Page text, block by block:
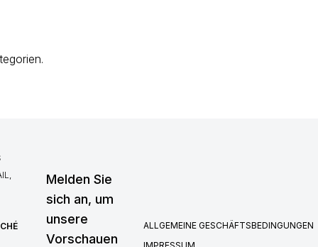
Melden Sie
sich an, um
unsere
Vorschauen
ALLGEMEINE GESCHÄFTSBEDINGUNGEN
IMPRESSUM